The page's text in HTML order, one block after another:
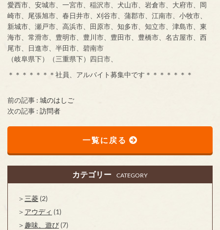
愛西市、安城市、一宮市、稲沢市、犬山市、岩倉市、大府市、岡
崎市、尾張旭市、春日井市、刈谷市、蒲郡市、江南市、小牧市、
新城市、瀬戸市、高浜市、田原市、知多市、知立市、津島市、東
海市、常滑市、豊明市、豊川市、豊田市、豊橋市、名古屋市、西
尾市、日進市、半田市、碧南市
（岐阜県下）（三重県下）四日市、
＊＊＊＊＊＊＊社員、アルバイト募集中です＊＊＊＊＊＊＊
前の記事 : 城のはしご
次の記事 : 訪問者
一覧に戻る
カテゴリー CATEGORY
三菱 (2)
アウディ (1)
趣味、遊び (7)